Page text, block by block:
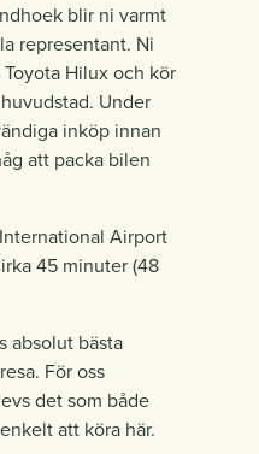
blir ni varmt
representant. Ni
Hilux och kör
Under
inköp innan
att packa bilen
Airport
45 minuter (48
absolut bästa
För oss
det som både
att köra här.